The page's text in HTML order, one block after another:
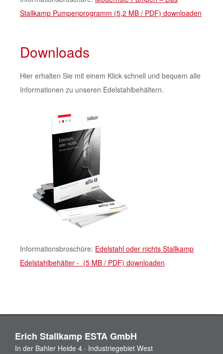
Stallkamp Pumpenprogramm (5,2 MB / PDF) downloaden
Downloads
Hier erhalten Sie mit einem Klick schnell und bequem alle
Informationen zu unseren Edelstahlbehältern.
Informationsbroschüre: Edelstahl oder nichts Stallkamp
Edelstahlbehälter - (5 MB / PDF) downloaden
Erich Stallkamp ESTA GmbH
In der Bahler Heide 4 · Industriegebiet West